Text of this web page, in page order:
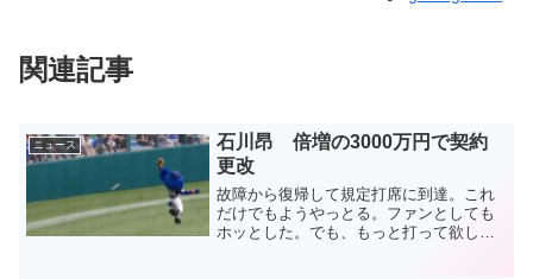
関連記事
ニュース
石川昂 倍増の3000万円で契約
更改
故障から復帰して規定打席に到達。これ
だけでもようやっとる。ファンとしても
ホッとした。でも、もっと打って欲しか